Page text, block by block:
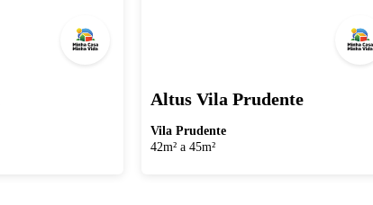
Altus Vila Prudente
Vila Prudente
42m² a 45m²